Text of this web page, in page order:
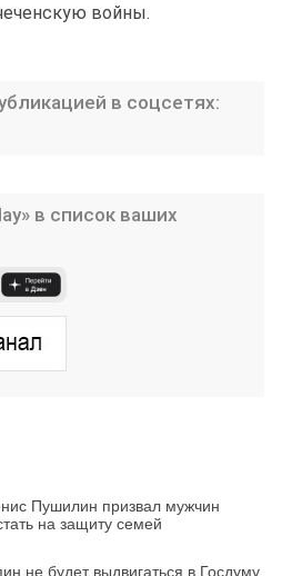
войны.
в соцсетях:
в список ваших
Пушилин призвал мужчин
на защиту семей
не будет выдвигаться в Госдуму